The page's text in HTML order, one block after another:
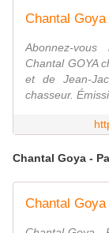
Chantal
Abonnez-
Chantal GOYA
et de Jean-
chasseur.
Chantal Goya -
Chantal